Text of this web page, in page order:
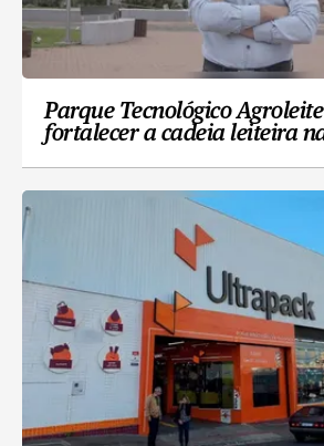
Parque Tecnológico
fortalecer a cadeia leiteira